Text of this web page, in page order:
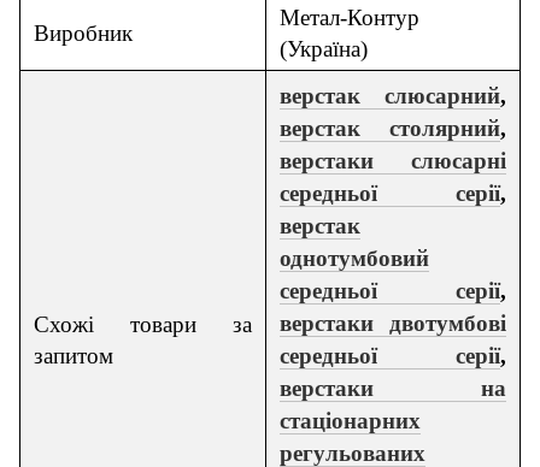
Виробник
Метал-Контур
(Україна)
Схожі товари за
запитом
верстак слюсарний,
верстак столярний,
верстаки слюсарні
середньої серії,
верстак
однотумбовий
середньої серії,
верстаки двотумбові
середньої серії,
верстаки на
стаціонарних
регульованих